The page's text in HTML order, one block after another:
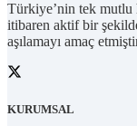
Türkiye’nin tek mutlu
itibaren aktif bir
aşılamayı amaç
KURUMSAL